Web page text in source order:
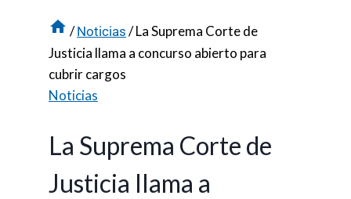
/ Noticias /La Suprema Corte de
Justicia llama a concurso abierto para
cubrir cargos
Noticias
La Suprema Corte de
Justicia llama a